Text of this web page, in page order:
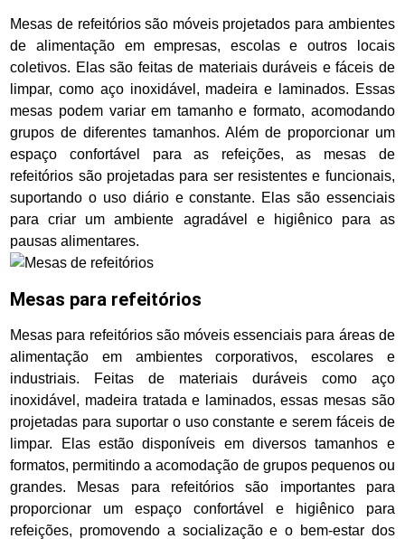
Mesas de refeitórios são móveis projetados para ambientes
de alimentação em empresas, escolas e outros locais
coletivos. Elas são feitas de materiais duráveis e fáceis de
limpar, como aço inoxidável, madeira e laminados. Essas
mesas podem variar em tamanho e formato, acomodando
grupos de diferentes tamanhos. Além de proporcionar um
espaço confortável para as refeições, as mesas de
refeitórios são projetadas para ser resistentes e funcionais,
suportando o uso diário e constante. Elas são essenciais
para criar um ambiente agradável e higiênico para as
pausas alimentares.
Mesas para refeitórios
Mesas para refeitórios são móveis essenciais para áreas de
alimentação em ambientes corporativos, escolares e
industriais. Feitas de materiais duráveis como aço
inoxidável, madeira tratada e laminados, essas mesas são
projetadas para suportar o uso constante e serem fáceis de
limpar. Elas estão disponíveis em diversos tamanhos e
formatos, permitindo a acomodação de grupos pequenos ou
grandes. Mesas para refeitórios são importantes para
proporcionar um espaço confortável e higiênico para
refeições, promovendo a socialização e o bem-estar dos